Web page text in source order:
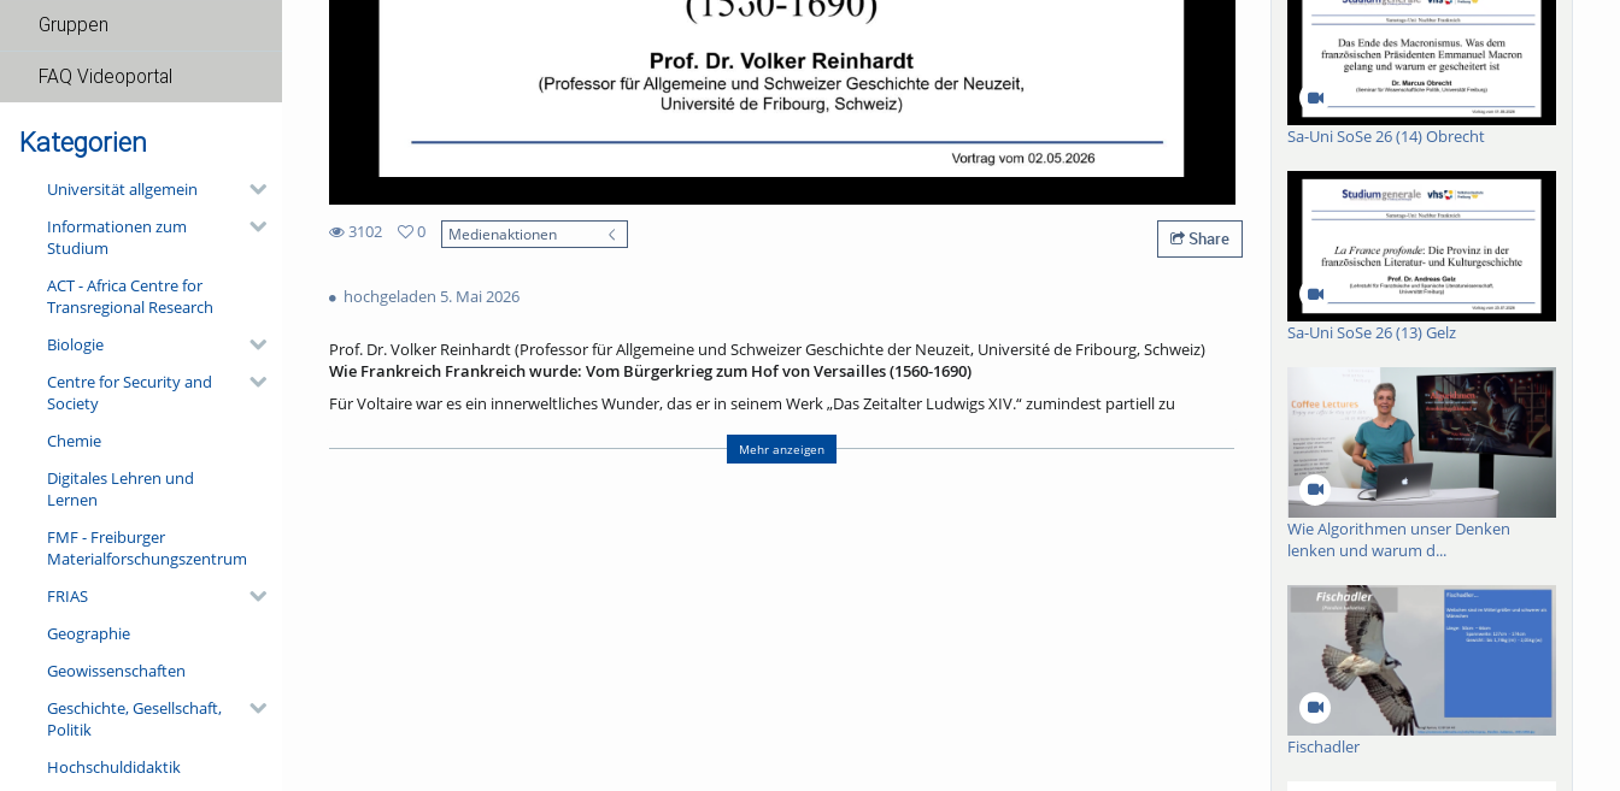
Gruppen
FAQ Videoportal
Kategorien
Universität allgemein
Informationen zum
Studium
ACT - Africa Centre for
Transregional Research
Biologie
Centre for Security and
Society
Chemie
Digitales Lehren und
Lernen
FMF - Freiburger
Materialforschungszentrum
FRIAS
Geographie
Geowissenschaften
Geschichte, Gesellschaft,
Politik
Hochschuldidaktik
3102
views
0
Medienaktionen Share
hochgeladen 5. Mai 2026
Prof. Dr. Volker Reinhardt (Professor für Allgemeine und Schweizer Geschichte der Neuzeit, Université de Fribourg, Schweiz)
Wie Frankreich Frankreich wurde: Vom Bürgerkrieg zum Hof von Versailles (1560-1690)
Für Voltaire war es ein innerweltliches Wunder, das er in seinem Werk „Das Zeitalter Ludwigs XIV.“ zumindest partiell zu
ökonomischen, politischen und kulturellen Aufstieg Frankreichs zur Führungsnation Europas im 17. Jahrhundert? Dieser Frage
soll auch dieser Vortrag nachgehen: Um was geht es in den sogenannten „Religionskriegenˮ? Welche Auswirkungen haben sie
Mehr anzeigen
Sa-Uni SoSe 26 (14) Obrecht
Sa-Uni SoSe 26 (13) Gelz
Wie Algorithmen unser Denken
lenken und warum d...
Fischadler